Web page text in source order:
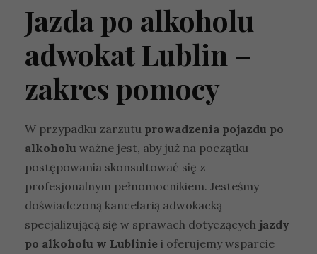
Jazda po alkoholu
adwokat Lublin –
zakres pomocy
W przypadku zarzutu prowadzenia pojazdu po
alkoholu ważne jest, aby już na początku
postępowania skonsultować się z
profesjonalnym pełnomocnikiem. Jesteśmy
doświadczoną kancelarią adwokacką
specjalizującą się w sprawach dotyczących jazdy
po alkoholu w Lublinie i oferujemy wsparcie